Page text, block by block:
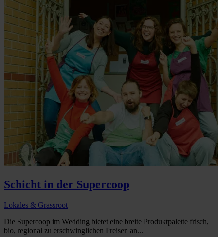
Schicht in der Supercoop
Lokales & Grassroot
Die Supercoop im Wedding bietet eine breite Produktpalette frisch,
bio, regional zu erschwinglichen Preisen an...